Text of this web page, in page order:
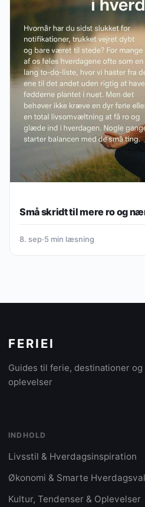
Små skridt til mere ro og
8. sep·5 min læsning
FERIEI
Guides til ferie, destinationer og
oplevelser
INDHOLD
Livsstil & Hverdagsinspiration
Økonomi & Smarte
Kultur, Tendenser & Oplevelser